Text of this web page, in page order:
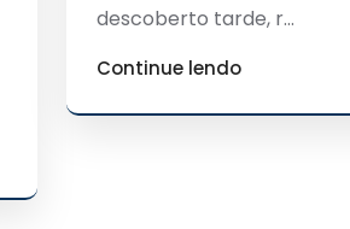
descoberto tarde, r...
Continue lendo